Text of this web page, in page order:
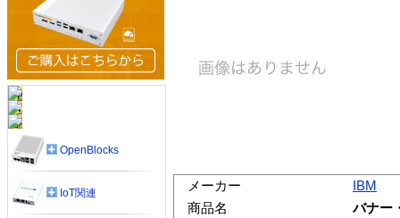
メーカー
IBM
商品名
バナー
OpenBlocks
IoT関連